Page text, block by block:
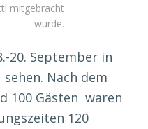
mitgebracht
wurde.
20. September in
Nach dem
100 Gästen waren
120